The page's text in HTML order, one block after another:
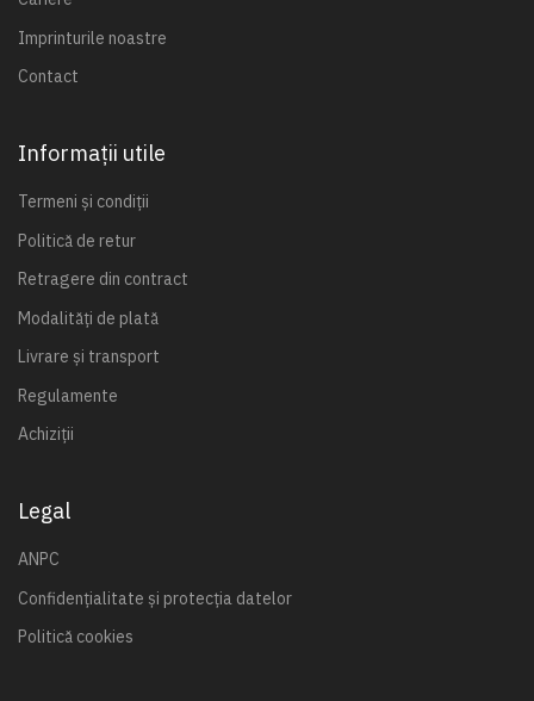
Imprinturile noastre
Contact
Informații utile
Termeni și condiții
Politică de retur
Retragere din contract
Modalități de plată
Livrare și transport
Regulamente
Achiziții
Legal
ANPC
Confidențialitate și protecția datelor
Politică cookies